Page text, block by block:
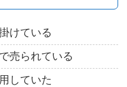
けている
売られている
していた